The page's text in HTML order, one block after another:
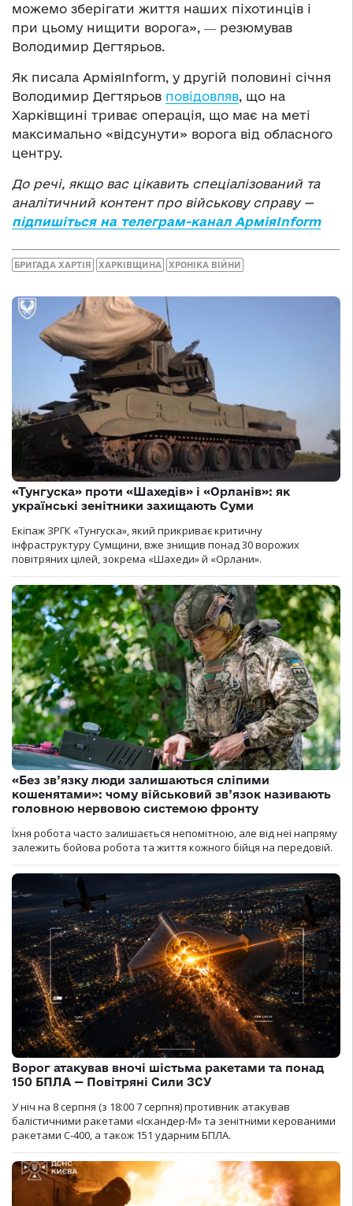
можемо зберігати життя наших піхотинців і
при цьому нищити ворога», ― резюмував
Володимир Дегтярьов.
Як писала АрміяInform, у другій половині січня
Володимир Дегтярьов повідовляв, що на
Харківщині триває операція, що має на меті
максимально «відсунути» ворога від обласного
центру.
До речі, якщо вас цікавить спеціалізований та
аналітичний контент про військову справу —
підпишіться на телеграм-канал АрміяInform
БРИГАДА ХАРТІЯ ХАРКІВЩИНА ХРОНІКА ВІЙНИ
«Тунгуска» проти «Шахедів» і «Орланів»: як
українські зенітники захищають Суми
Екіпаж ЗРГК «Тунгуска», який прикриває критичну
інфраструктуру Сумщини, вже знищив понад 30 ворожих
повітряних цілей, зокрема «Шахеди» й «Орлани».
«Без зв’язку люди залишаються сліпими
кошенятами»: чому військовий зв’язок називають
головною нервовою системою фронту
Їхня робота часто залишається непомітною, але від неї напряму
залежить бойова робота та життя кожного бійця на передовій.
Ворог атакував вночі шістьма ракетами та понад
150 БПЛА — Повітряні Сили ЗСУ
У ніч на 8 серпня (з 18:00 7 серпня) противник атакував
балістичними ракетами «Іскандер-М» та зенітними керованими
ракетами С-400, а також 151 ударним БПЛА.